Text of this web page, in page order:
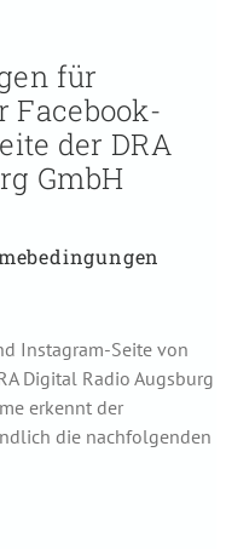
für
Facebook-
der DRA
GmbH
Instagram-Seite von
Digital Radio Augsburg
erkennt der
die nachfolgenden